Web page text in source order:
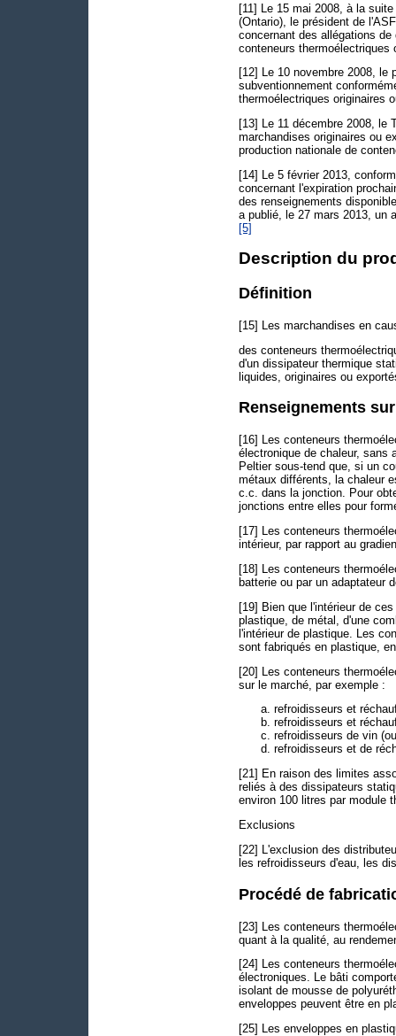
[11] Le 15 mai 2008, à la
(Ontario), le président de
concernant des allégations
conteneurs thermoélectriques
[12] Le 10 novembre 2008, le
subventionnement
thermoélectriques originaires
[13] Le 11 décembre 2008, le
marchandises originaires ou
production nationale de
[14] Le 5 février 2013,
concernant l'expiration
des renseignements
a publié, le 27 mars 2013, un
[5]
Description du
Définition
[15] Les marchandises en
des conteneurs
d'un dissipateur thermique
liquides, originaires ou
Renseignements
[16] Les conteneurs
électronique de chaleur, sans
Peltier sous-tend que, si un
métaux différents, la chaleur
c.c. dans la jonction. Pour
jonctions entre elles pour
[17] Les conteneurs
intérieur, par rapport au
[18] Les conteneurs
batterie ou par un adaptateur
[19] Bien que l'intérieur de
plastique, de métal, d'une
l'intérieur de plastique. Les
sont fabriqués en plastique,
[20] Les conteneurs
sur le marché, par exemple :
refroidisseurs et
refroidisseurs et
refroidisseurs de vin
refroidisseurs et de
[21] En raison des limites
reliés à des dissipateurs
environ 100 litres par module
Exclusions
[22] L'exclusion des
les refroidisseurs d'eau, les
Procédé de
[23] Les conteneurs
quant à la qualité, au
[24] Les conteneurs
électroniques. Le bâti
isolant de mousse de
enveloppes peuvent être en
[25] Les enveloppes en